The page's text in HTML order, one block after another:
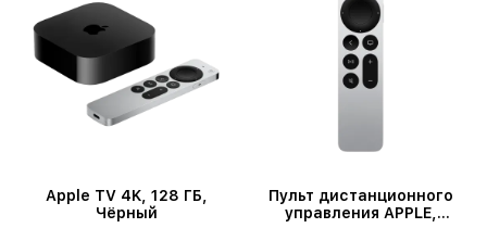
Цвет
Емкость накопителя
Apple TV 4K, 128 ГБ,
Чёрный
Пульт дистанционного
управления APPLE,